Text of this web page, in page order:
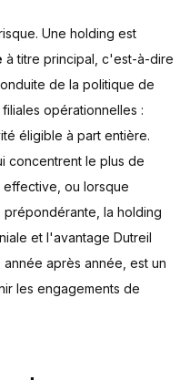
Une holding est
à titre principal, c'est-à-dire
de la politique de
opérationnelles :
éligible à part entière.
concentrent le plus de
effective, ou lorsque
la holding
et l'avantage Dutreil
après année, est un
les engagements de